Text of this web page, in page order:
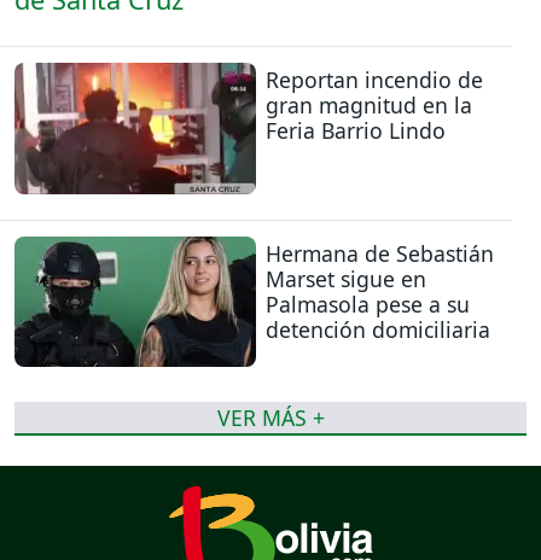
Reportan incendio de
gran magnitud en la
Feria Barrio Lindo
Hermana de Sebastián
Marset sigue en
Palmasola pese a su
detención domiciliaria
VER MÁS +